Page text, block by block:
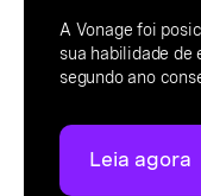
A Vonage foi
sua habilidade de
segundo ano
Leia agora